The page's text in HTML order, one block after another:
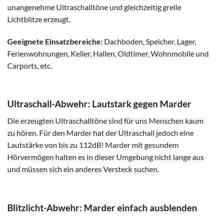
unangenehme Ultraschalltöne und gleichzeitig grelle
Lichtblitze erzeugt.
Geeignete Einsatzbereiche: Dachboden, Speicher, Lager,
Ferienwohnungen, Keller, Hallen, Oldtimer, Wohnmobile und
Carports, etc.
Ultraschall-Abwehr: Lautstark gegen Marder
Die erzeugten Ultraschalltöne sind für uns Menschen kaum
zu hören. Für den Marder hat der Ultraschall jedoch eine
Lautstärke von bis zu 112dB! Marder mit gesundem
Hörvermögen halten es in dieser Umgebung nicht lange aus
und müssen sich ein anderes Versteck suchen.
Blitzlicht-Abwehr: Marder einfach ausblenden